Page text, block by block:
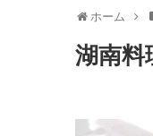
ホーム
湖南料